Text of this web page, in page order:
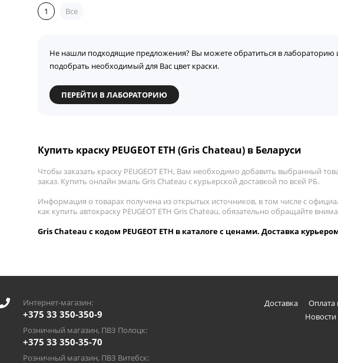
1 Все
Не нашли подходящие предложения? Вы можете обратиться в
подобрать необходимый для Вас цвет краски.
ПЕРЕЙТИ В ЛАБОРАТОРИЮ
Купить краску PEUGEOT ETH (Gris Chateau) в Беларуси
Чтобы заказать краску PEUGEOT ETH, Вам необходимо добавить выбранный
заказ. Купить онлайн эмаль Gris Chateau с курьерской доставкой по всей РБ.
Информация о товарах получена из открытых источников, в том числе с
как купить автокраску PEUGEOT ETH Gris Chateau, обязательно обращайте
Gris Chateau с кодом PEUGEOT ETH в каталоге с ценами. Доставка
Интернет-магазин:
+375 33 350-350-9
Розничный магазин, ПВЗ Полоцк:
+375 33 350-35-70
Розничный магазин, ПВЗ Витебск:
Доставка Оплата
Новости